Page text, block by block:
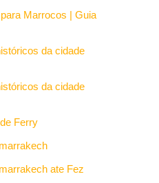
Marrocos | Guia
da cidade
da cidade
Ferry
ate Fez